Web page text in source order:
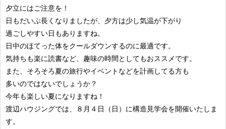
夕立にはご注意を！
日もだいぶ長くなりましたが、夕方は少し気温が下がり
過ごしやすい日もありますね。
日中のほてった体をクールダウンするのに最適です。
気持ちも楽に読書など、趣味の時間としてもおススメです。
また、そろそろ夏の旅行やイベントなどを計画してる方も
多いのではないでしょうか？
今年も楽しい夏になりますね！
渡辺ハウジングでは、８月４日（日）に構造見学会を開催いたしま
す。